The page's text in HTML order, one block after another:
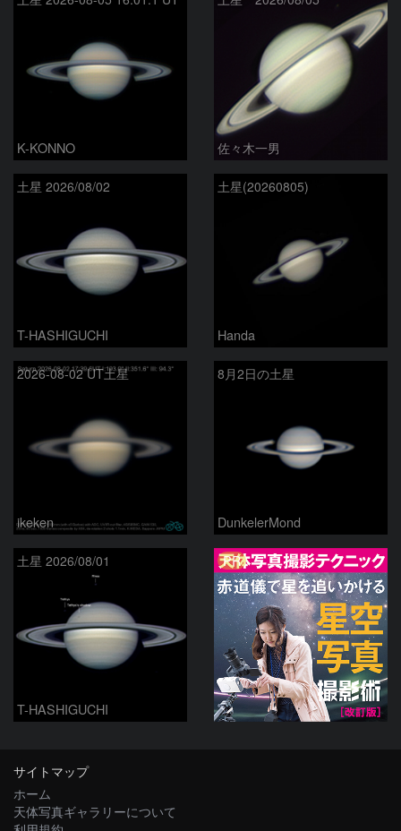
K-KONNO 佐々木一男
土星 2026/08/02
T-HASHIGUCHI
土星(20260805)
Handa
2026-08-02 UT土星
ikeken
8月2日の土星
DunkelerMond
土星 2026/08/01
T-HASHIGUCHI
PR
サイトマップ
ホーム
天体写真ギャラリーについて